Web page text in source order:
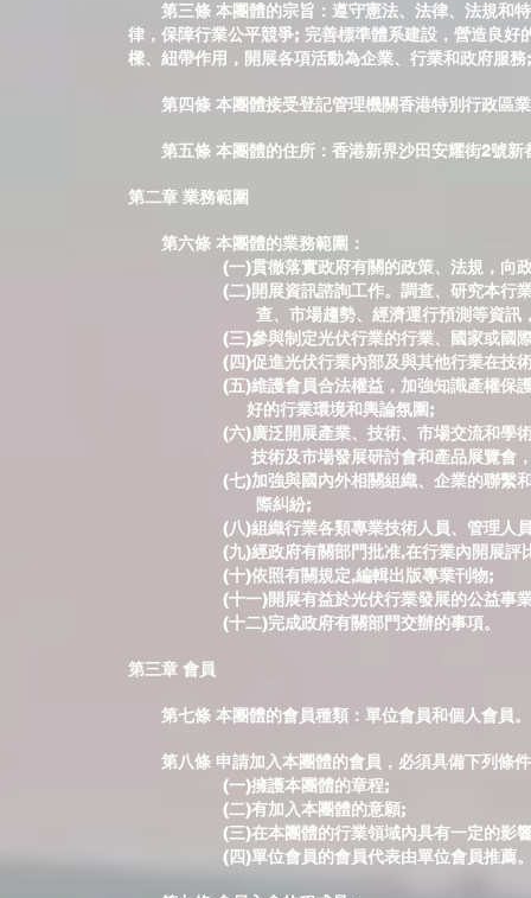
第三條 本團體的宗旨：遵守憲法、法律、法規和特
律，保障行業公平競爭; 完善標準體系建設，營造良
樑、紐帶作用，開展各項活動為企業、行業和政府服
第四條 本團體接受登記管理機關香港特別行政區業
第五條 本團體的住所：香港新界沙田安耀街2號新
第二章 業務範圍
第六條 本團體的業務範圍：
(一)貫徹落實政府有關的政策、法規，向政府
(二)開展資訊諮詢工作。調查、研究本行業產業
查、市場趨勢、經濟運行預測等資訊，做好
(三)參與制定光伏行業的行業、國家或國際標
(四)促進光伏行業內部及與其他行業在技術、經
(五)維護會員合法權益，加強知識產權保護，反
好的行業環境和輿論氛圍;
(六)廣泛開展產業、技術、市場交流和學術交流
技術及市場發展研討會和產品展覽會，為
(七)加強與國內外相關組織、企業的聯繫和交流
際糾紛;
(八)組織行業各類專業技術人員、管理人員
(九)經政府有關部門批准,在行業內開展評比
(十)依照有關規定,編輯出版專業刊物;
(十一)開展有益於光伏行業發展的公益事
(十二)完成政府有關部門交辦的事項。
第三章 會員
第七條 本團體的會員種類：單位會員和個人會員。
第八條 申請加入本團體的會員，必須具備下列條
(一)擁護本團體的章程;
(二)有加入本團體的意願;
(三)在本團體的行業領域內具有一定的影
(四)單位會員的會員代表由單位會員推薦